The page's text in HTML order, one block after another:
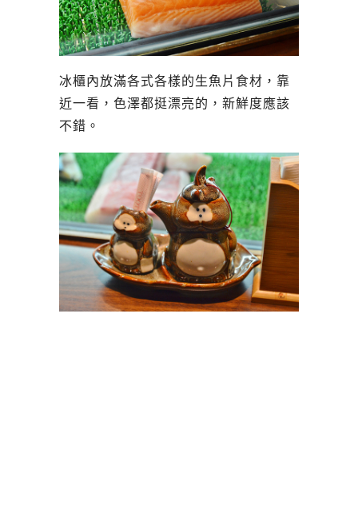
冰櫃內放滿各式各樣的生魚片食材，靠
近一看，色澤都挺漂亮的，新鮮度應該
不錯。